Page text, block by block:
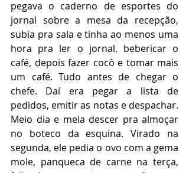
pegava o caderno de esportes do
jornal sobre a mesa da recepção,
subia pra sala e tinha ao menos uma
hora pra ler o jornal. bebericar o
café, depois fazer cocô e tomar mais
um café. Tudo antes de chegar o
chefe. Daí era pegar a lista de
pedidos, emitir as notas e despachar.
Meio dia e meia descer pra almoçar
no boteco da esquina. Virado na
segunda, ele pedia o ovo com a gema
mole, panqueca de carne na terça,